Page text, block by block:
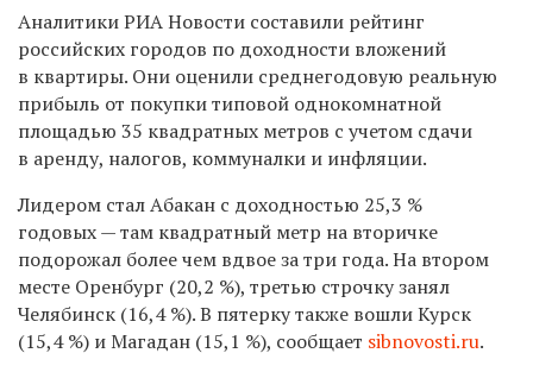
Аналитики РИА Новости составили рейтинг
российских городов по доходности вложений
в квартиры. Они оценили среднегодовую реальную
прибыль от покупки типовой однокомнатной
площадью 35 квадратных метров с учетом сдачи
в аренду, налогов, коммуналки и инфляции.
Лидером стал Абакан с доходностью 25,3 %
годовых — там квадратный метр на вторичке
подорожал более чем вдвое за три года. На втором
месте Оренбург (20,2 %), третью строчку занял
Челябинск (16,4 %). В пятерку также вошли Курск
(15,4 %) и Магадан (15,1 %), сообщает sibnovosti.ru.